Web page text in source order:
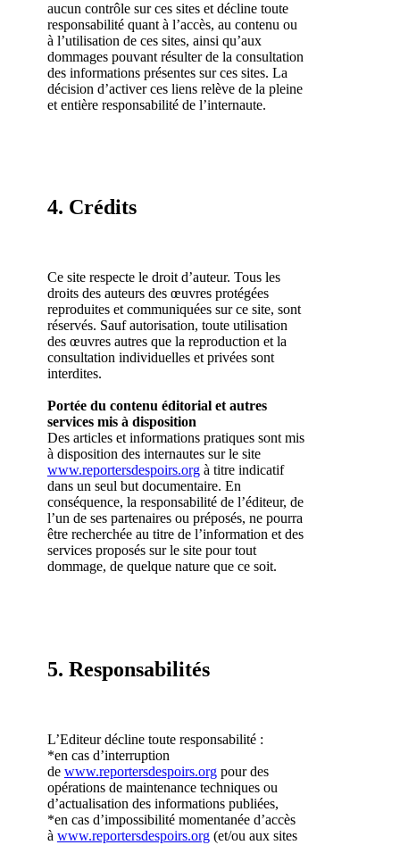
aucun contrôle sur ces sites et décline toute
responsabilité quant à l’accès, au contenu ou
à l’utilisation de ces sites, ainsi qu’aux
dommages pouvant résulter de la consultation
des informations présentes sur ces sites. La
décision d’activer ces liens relève de la pleine
et entière responsabilité de l’internaute.
4. Crédits
Ce site respecte le droit d’auteur. Tous les
droits des auteurs des œuvres protégées
reproduites et communiquées sur ce site, sont
réservés. Sauf autorisation, toute utilisation
des œuvres autres que la reproduction et la
consultation individuelles et privées sont
interdites.
Portée du contenu éditorial et autres
services mis à disposition
Des articles et informations pratiques sont mis
à disposition des internautes sur le site
www.reportersdespoirs.orgà titre indicatif
dans un seul but documentaire. En
conséquence, la responsabilité de l’éditeur, de
l’un de ses partenaires ou préposés, ne pourra
être recherchée au titre de l’information et des
services proposés sur le site pour tout
dommage, de quelque nature que ce soit.
5. Responsabilités
L’Editeur décline toute responsabilité :
*en cas d’interruption
de www.reportersdespoirs.orgpour des
opérations de maintenance techniques ou
d’actualisation des informations publiées,
*en cas d’impossibilité momentanée d’accès
à www.reportersdespoirs.org(et/ou aux sites